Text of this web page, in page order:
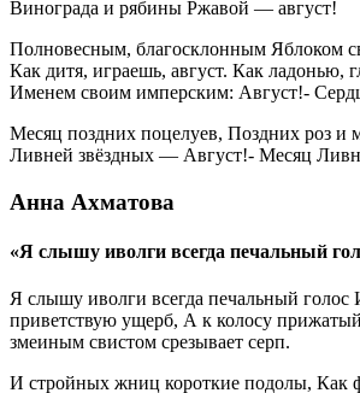
Винограда и рябины Ржавой — август!
Полновесным, благосклонным Яблоком
Как дитя, играешь, август. Как ладонью,
Именем своим имперским: Август!-
Месяц поздних поцелуев, Поздних роз и
Ливней звёздных — Август!- Месяц
Анна Ахматова
«Я слышу иволги всегда печальный
Я слышу иволги всегда печальный
приветствую ущерб, А к колосу
змеиным свистом срезывает серп.
И стройных жниц короткие подолы, Как